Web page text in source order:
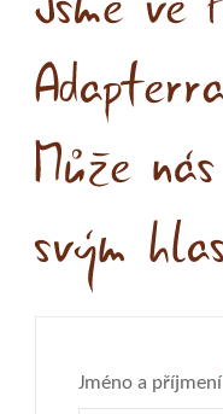
Jméno a příjmení